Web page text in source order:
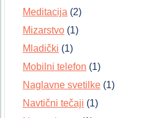
Meditacija (2)
Mizarstvo (1)
Mladički (1)
Mobilni telefon (1)
Naglavne svetilke (1)
Navtični tečaji (1)